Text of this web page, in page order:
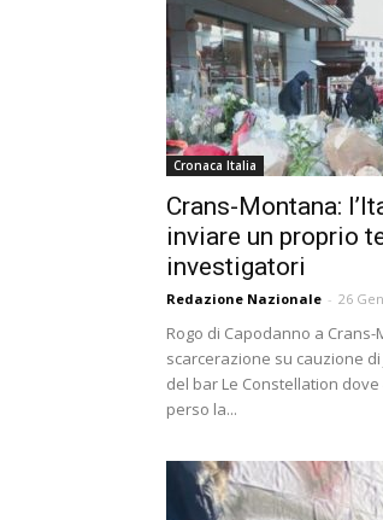
Cronaca Italia
Crans-Montana:
inviare un proprio
investigatori
Redazione Nazionale - 26
Rogo di Capodanno a
scarcerazione su cauzione
del bar Le Constellation
perso la...